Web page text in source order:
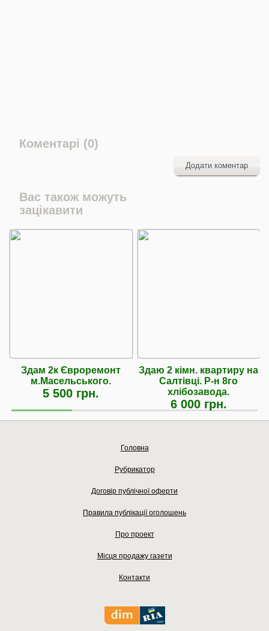
Коментарі (0)
Додати коментар
Вас також можуть
зацікавити
Здам 2к Євроремонт
м.Масельського.
5 500 грн.
Здаю 2 кімн. квартиру на
Салтівці. Р-н 8го
хлібозавода.
6 000 грн.
Головна
Рубрикатор
Договір публічної оферти
Правила публікації оголошень
Про проект
Місця продажу газети
Контакти